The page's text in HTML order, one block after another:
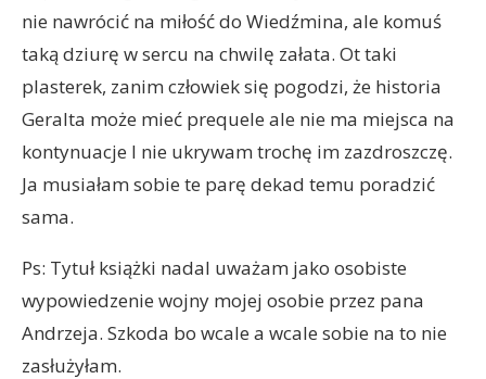
nie nawrócić na miłość do Wiedźmina, ale komuś
taką dziurę w sercu na chwilę załata. Ot taki
plasterek, zanim człowiek się pogodzi, że historia
Geralta może mieć prequele ale nie ma miejsca na
kontynuacje I nie ukrywam trochę im zazdroszczę.
Ja musiałam sobie te parę dekad temu poradzić
sama.
Ps: Tytuł książki nadal uważam jako osobiste
wypowiedzenie wojny mojej osobie przez pana
Andrzeja. Szkoda bo wcale a wcale sobie na to nie
zasłużyłam.